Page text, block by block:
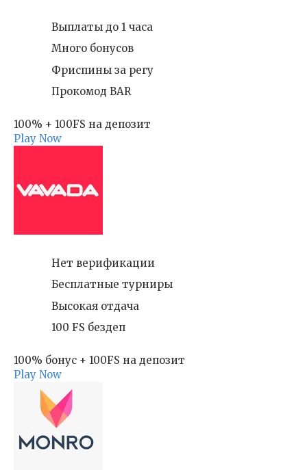
Выплаты до 1 часа
Много бонусов
Фриспины за регу
Прокомод BAR
100% + 100FS на депозит
Play Now
Нет верификации
Бесплатные турниры
Высокая отдача
100 FS бездеп
100% бонус + 100FS на депозит
Play Now